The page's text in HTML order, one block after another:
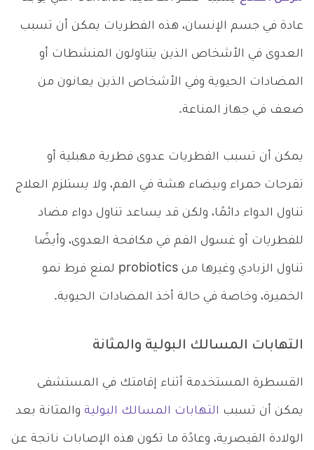
عادة في جسم الإنسان، هذه الفطريات يمكن أن تسبب
العدوى في الأشخاص الذين يتناولون المنشطات أو
المضادات الحيوية وفي الأشخاص الذين يعانون من
ضعف في جهاز المناعة.
يمكن أن تسبب الفطريات عدوى فطرية مهبلية أو
تقرحات حمراء وبيضاء هشة في الفم، ولا يستلزم العلاج
تناول الدواء دائمًا، ولكن قد يساعد تناول دواء مضاد
للفطريات أو غسول الفم في مكافحة العدوى، وأيضًا
تناول الزبادي وغيرها من probiotics لمنع فرط نمو
الخميرة، وخاصة في حالة أخذ المضادات الحيوية.
التهابات المسالك البولية والمثانة
القسطرة المستخدمة أثناء إقامتك في المستشفى
يمكن أن تسبب التهابات المسالك البولية والمثانة بعد
الولادة القيصرية، وعادًة ما تكون هذه الإصابات ناتجة عن